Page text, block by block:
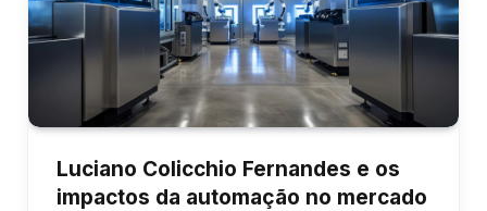
Luciano Colicchio Fernandes e os
impactos da automação no mercado